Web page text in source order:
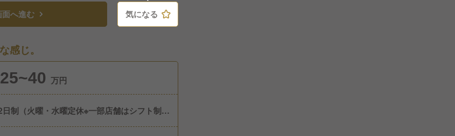
へ進む 気になる
感じ。
25~40 万円
日制（火曜・水曜定休※一部店舗はシフト制）
気になる